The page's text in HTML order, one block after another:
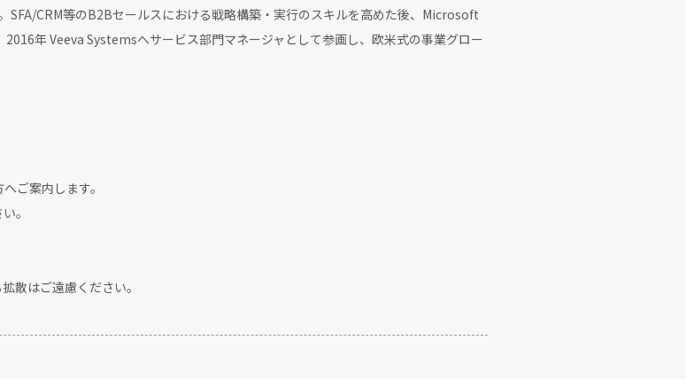
CRM等のB2Bセールスにおける戦略構築・実行のスキルを高めた後、Microsoft
年 Veeva Systemsへサービス部門マネージャとして参画し、欧米式の事業グロー
ご案内します。
。
散はご遠慮ください。